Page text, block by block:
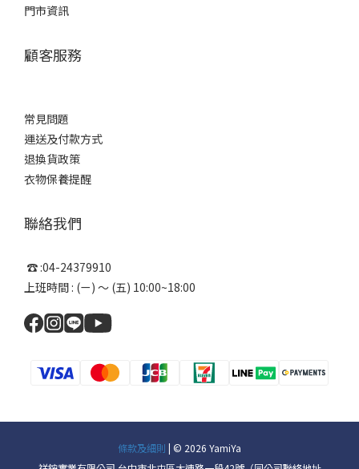
門市資訊
顧客服務
常見問題
運送及付款方式
退換貨政策
衣物保養提醒
聯絡我們
☎ :04-24379910
上班時間 : (ㄧ) ～ (五) 10:00~18:00
條款及細則 | © 2026 YamiYa